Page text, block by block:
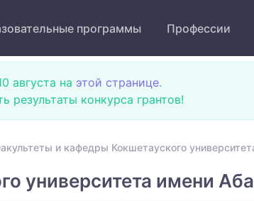
программы Профессии
августа на этой странице.
результаты конкурса грантов!
и кафедры Кокшетауского
университета имени